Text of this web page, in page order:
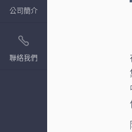
公司簡介
聯絡我們